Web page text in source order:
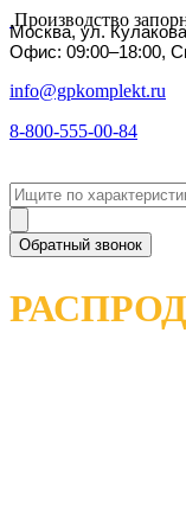
Производство
Москва, ул.
Офис: 09:00–18:00,
info@gpkomplekt.ru
8-800-555-00-84
Обратный звонок